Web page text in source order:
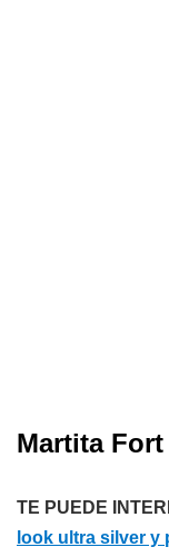
Martita
TE PUEDE
look ultra silver y